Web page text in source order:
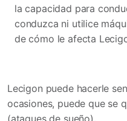
la capacidad para
conduzca ni utilice
de cómo le afecta
Lecigon puede hacerle
ocasiones, puede que se
(ataques de sueño).